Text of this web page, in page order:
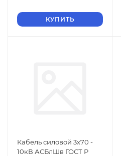
КУПИТЬ
Кабель силовой 3х70 -
10кВ АСБлШв ГОСТ Р